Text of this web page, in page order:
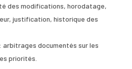
des modifications, horodatage,
justification, historique des
: arbitrages documentés sur les
priorités.